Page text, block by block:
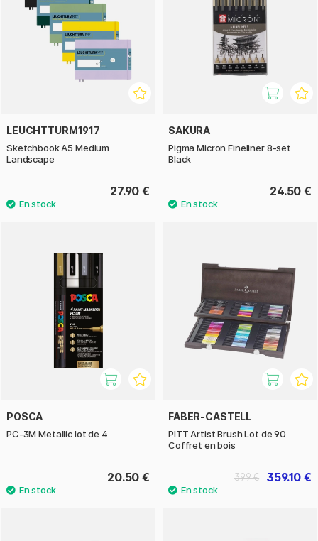
LEUCHTTURM1917
Sketchbook A5 Medium
Landscape
27.90 €
SAKURA
Pigma Micron Fineliner 8-set
Black
24.50 €
POSCA
PC-3M Metallic lot de 4
20.50 €
FABER-CASTELL
PITT Artist Brush Lot de 90
Coffret en bois
359.10 €
399 €